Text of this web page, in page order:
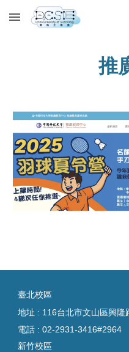
Skip to main content
推
臺北校區
地址 : 116台北市文山區興隆
電話 :02-2931-3416#2964
新竹校區